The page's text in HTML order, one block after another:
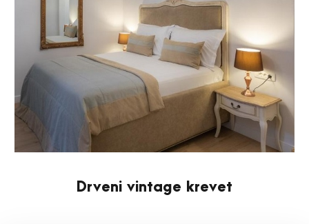
Drveni vintage krevet